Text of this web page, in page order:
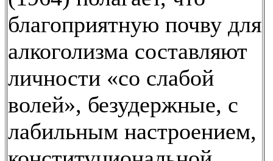
благоприятную почву для
алкоголизма составляют
личности «со слабой
волей», безудержные, с
лабильным настроением,